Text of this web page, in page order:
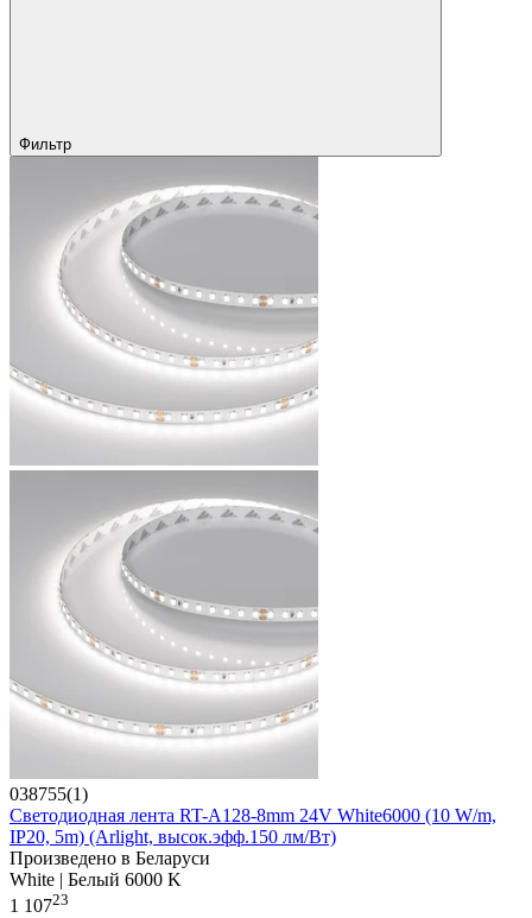
Фильтр
038755(1)
Светодиодная лента RT-A128-8mm 24V White6000 (10 W/m,
IP20, 5m) (Arlight, высок.эфф.150 лм/Вт)
Произведено в Беларуси
White | Белый 6000 K
1 10723